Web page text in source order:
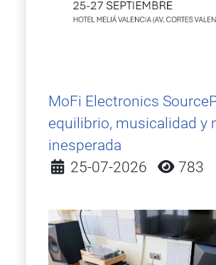
MoFi Electronics
equilibrio, musicalidad y
inesperada
Detalles
25-07-2026 783